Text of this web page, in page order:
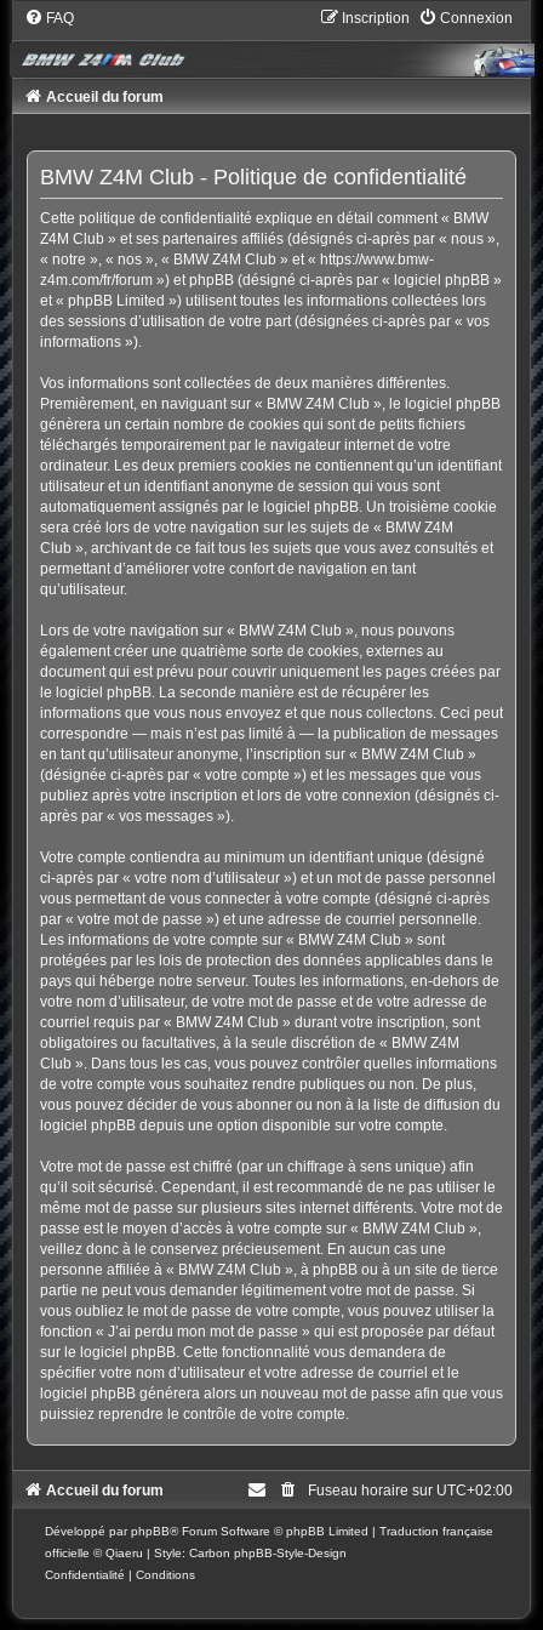
FAQ Connexion
Inscription
Accueil du forum
BMW Z4M Club - Politique de confidentialité
Cette politique de confidentialité explique en détail comment « BMW
Z4M Club » et ses partenaires affiliés (désignés ci-après par « nous »,
« notre », « nos », « BMW Z4M Club » et « https://www.bmw-
z4m.com/fr/forum ») et phpBB (désigné ci-après par « logiciel phpBB »
et « phpBB Limited ») utilisent toutes les informations collectées lors
des sessions d’utilisation de votre part (désignées ci-après par « vos
informations »).
Vos informations sont collectées de deux manières différentes.
Premièrement, en naviguant sur « BMW Z4M Club », le logiciel phpBB
génèrera un certain nombre de cookies qui sont de petits fichiers
téléchargés temporairement par le navigateur internet de votre
ordinateur. Les deux premiers cookies ne contiennent qu’un identifiant
utilisateur et un identifiant anonyme de session qui vous sont
automatiquement assignés par le logiciel phpBB. Un troisième cookie
sera créé lors de votre navigation sur les sujets de « BMW Z4M
Club », archivant de ce fait tous les sujets que vous avez consultés et
permettant d’améliorer votre confort de navigation en tant
qu’utilisateur.
Lors de votre navigation sur « BMW Z4M Club », nous pouvons
également créer une quatrième sorte de cookies, externes au
document qui est prévu pour couvrir uniquement les pages créées par
le logiciel phpBB. La seconde manière est de récupérer les
informations que vous nous envoyez et que nous collectons. Ceci peut
correspondre — mais n’est pas limité à — la publication de messages
en tant qu’utilisateur anonyme, l’inscription sur « BMW Z4M Club »
(désignée ci-après par « votre compte ») et les messages que vous
publiez après votre inscription et lors de votre connexion (désignés ci-
après par « vos messages »).
Votre compte contiendra au minimum un identifiant unique (désigné
ci-après par « votre nom d’utilisateur ») et un mot de passe personnel
vous permettant de vous connecter à votre compte (désigné ci-après
par « votre mot de passe ») et une adresse de courriel personnelle.
Les informations de votre compte sur « BMW Z4M Club » sont
protégées par les lois de protection des données applicables dans le
pays qui héberge notre serveur. Toutes les informations, en-dehors de
votre nom d’utilisateur, de votre mot de passe et de votre adresse de
courriel requis par « BMW Z4M Club » durant votre inscription, sont
obligatoires ou facultatives, à la seule discrétion de « BMW Z4M
Club ». Dans tous les cas, vous pouvez contrôler quelles informations
de votre compte vous souhaitez rendre publiques ou non. De plus,
vous pouvez décider de vous abonner ou non à la liste de diffusion du
logiciel phpBB depuis une option disponible sur votre compte.
Votre mot de passe est chiffré (par un chiffrage à sens unique) afin
qu’il soit sécurisé. Cependant, il est recommandé de ne pas utiliser le
même mot de passe sur plusieurs sites internet différents. Votre mot de
passe est le moyen d’accès à votre compte sur « BMW Z4M Club »,
veillez donc à le conservez précieusement. En aucun cas une
personne affiliée à « BMW Z4M Club », à phpBB ou à un site de tierce
partie ne peut vous demander légitimement votre mot de passe. Si
vous oubliez le mot de passe de votre compte, vous pouvez utiliser la
fonction « J’ai perdu mon mot de passe » qui est proposée par défaut
sur le logiciel phpBB. Cette fonctionnalité vous demandera de
spécifier votre nom d’utilisateur et votre adresse de courriel et le
logiciel phpBB générera alors un nouveau mot de passe afin que vous
puissiez reprendre le contrôle de votre compte.
Accueil du forum Fuseau horaire sur UTC+02:00
Développé parphpBB® Forum Software © phpBB Limited
Traduction française
officielle ©Qiaeru | Style: Carbon phpBB-Style-Design
Confidentialité
Conditions